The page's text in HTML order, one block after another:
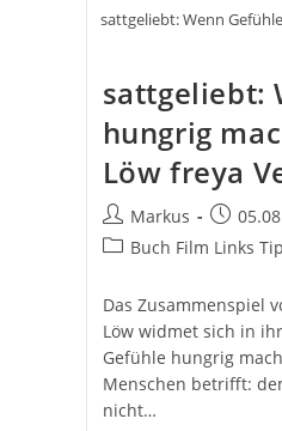
sattgeliebt: Wenn
sattgeliebt:
hungrig
Löw freya
Beitrags-
Autor:
Markus
Beitrag
Beitrags-
Buch Film Links
Das Zusammenspiel
Löw widmet sich in
Gefühle hungrig
Menschen betrifft:
nicht…